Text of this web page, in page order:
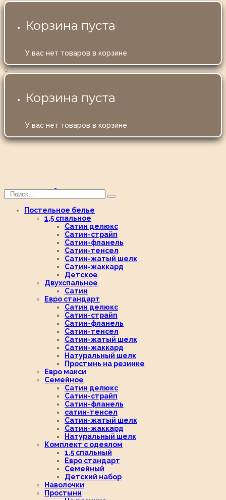
Корзина пуста
У вас нет товаров в корзине
0
Корзина пуста
У вас нет товаров в корзине
Постельное белье
1,5 спальное
Сатин делюкс
Сатин-страйп
Сатин-фланель
Сатин-тенсел
Сатин-жатый шелк
Сатин-жаккард
Детское
Двухспальное
Сатин
Евро стандарт
Сатин делюкс
Сатин-страйп
Сатин-фланель
Сатин-тенсел
Сатин-жатый шелк
Сатин-жаккард
Натуральный шелк
Простынь на резинке
Евро макси
Семейное
Сатин делюкс
Сатин-страйп
Сатин-фланель
сатин-тенсел
Сатин-жатый шелк
Сатин-жаккард
Натуральный шелк
Комплект с одеялом
1,5 спальный
Евро стандарт
Семейный
Детский набор
Наволочки
Простыни